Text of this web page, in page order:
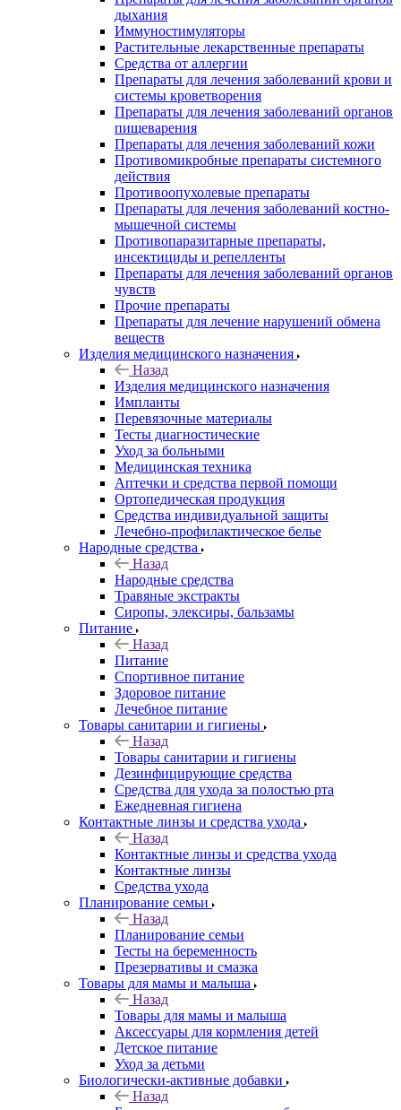
дыхания
Иммуностимуляторы
Растительные лекарственные препараты
Средства от аллергии
Препараты для лечения заболеваний крови и
системы кроветворения
Препараты для лечения заболеваний органов
пищеварения
Препараты для лечения заболеваний кожи
Противомикробные препараты системного
действия
Противоопухолевые препараты
Препараты для лечения заболеваний костно-
мышечной системы
Противопаразитарные препараты,
инсектициды и репелленты
Препараты для лечения заболеваний органов
чувств
Прочие препараты
Препараты для лечение нарушений обмена
веществ
Изделия медицинского назначения
Назад
Изделия медицинского назначения
Импланты
Перевязочные материалы
Тесты диагностические
Уход за больными
Медицинская техника
Аптечки и средства первой помощи
Ортопедическая продукция
Средства индивидуальной защиты
Лечебно-профилактическое белье
Народные средства
Назад
Народные средства
Травяные экстракты
Сиропы, элексиры, бальзамы
Питание
Назад
Питание
Спортивное питание
Здоровое питание
Лечебное питание
Товары санитарии и гигиены
Назад
Товары санитарии и гигиены
Дезинфицирующие средства
Средства для ухода за полостью рта
Ежедневная гигиена
Контактные линзы и средства ухода
Назад
Контактные линзы и средства ухода
Контактные линзы
Средства ухода
Планирование семьи
Назад
Планирование семьи
Тесты на беременность
Презервативы и смазка
Товары для мамы и малыша
Назад
Товары для мамы и малыша
Аксессуары для кормления детей
Детское питание
Уход за детьми
Биологически-активные добавки
Назад